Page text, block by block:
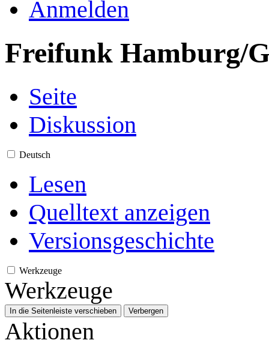
Anmelden
Freifunk Hamburg/
Seite
Diskussion
Deutsch
Lesen
Quelltext anzeigen
Versionsgeschichte
Werkzeuge
Werkzeuge
In die Seitenleiste verschieben Verbergen
Aktionen